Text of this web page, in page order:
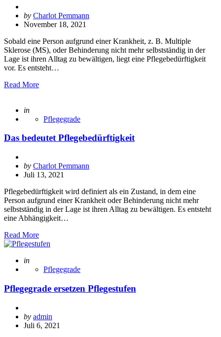
Posted
by
by Charlot Pemmann
November 18, 2021
Sobald eine Person aufgrund einer Krankheit, z. B. Multiple
Sklerose (MS), oder Behinderung nicht mehr selbstständig in der
Lage ist ihren Alltag zu bewältigen, liegt eine Pflegebedürftigkeit
vor. Es entsteht…
Read More
Posted
in
Pflegegrade
Das bedeutet Pflegebedürftigkeit
Posted
by
by Charlot Pemmann
Juli 13, 2021
Pflegebedürftigkeit wird definiert als ein Zustand, in dem eine
Person aufgrund einer Krankheit oder Behinderung nicht mehr
selbstständig in der Lage ist ihren Alltag zu bewältigen. Es entsteht
eine Abhängigkeit…
Read More
Posted
in
Pflegegrade
Pflegegrade ersetzen Pflegestufen
Posted
by
by admin
Juli 6, 2021